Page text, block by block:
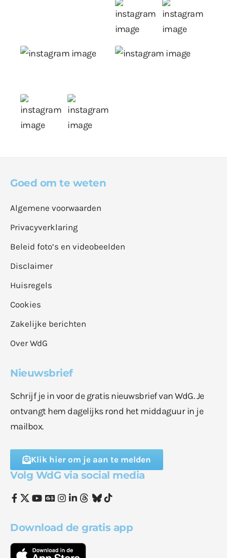
Goed om te weten
Algemene voorwaarden
Privacyverklaring
Beleid foto’s en videobeelden
Disclaimer
Huisregels
Cookies
Zakelijke berichten
Over WdG
Nieuwsbrief
Schrijf je in voor de gratis nieuwsbrief van WdG. Je
ontvangt hem dagelijks rond het middaguur in je
mailbox.
Klik hier om je aan te melden
Volg WdG via social media
Download de gratis app